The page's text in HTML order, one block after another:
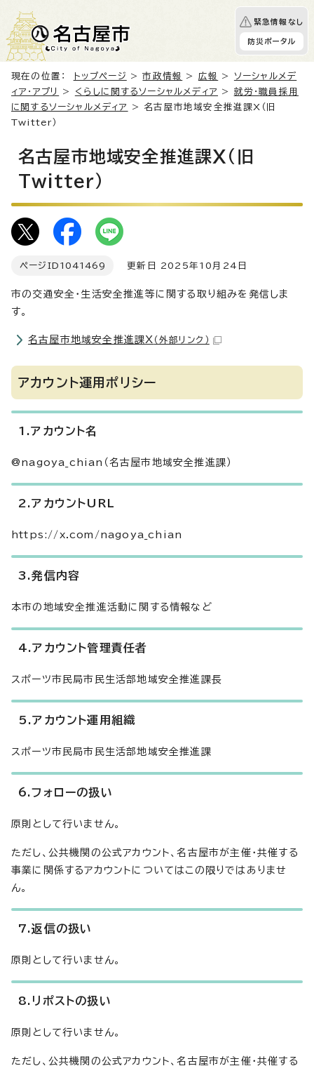
緊急情報なし
防災ポータル
現在の位置： トップページ >市政情報 > 広報 > ソーシャルメデ
ィア・アプリ
> くらしに関するソーシャルメディア > 就労・職員採用
に関するソーシャルメディア
> 名古屋市地域安全推進課X（旧
Twitter）
名古屋市地域安全推進課X（旧
Twitter）
ページID 1041469 更新日 2025年10月24日
市の交通安全・生活安全推進等に関する取り組みを発信しま
す。
名古屋市地域安全推進課X （外部リンク）
アカウント運用ポリシー
1.アカウント名
@nagoya_chian（名古屋市地域安全推進課）
2.アカウントURL
https://x.com/nagoya_chian
3.発信内容
本市の地域安全推進活動に関する情報など
4.アカウント管理責任者
スポーツ市民局市民生活部地域安全推進課長
5.アカウント運用組織
スポーツ市民局市民生活部地域安全推進課
6.フォローの扱い
原則として行いません。
ただし、公共機関の公式アカウント、名古屋市が主催・共催する
事業に関係するアカウントについてはこの限りではありませ
ん。
7.返信の扱い
原則として行いません。
8.リポストの扱い
原則として行いません。
ただし、公共機関の公式アカウント、名古屋市が主催・共催する